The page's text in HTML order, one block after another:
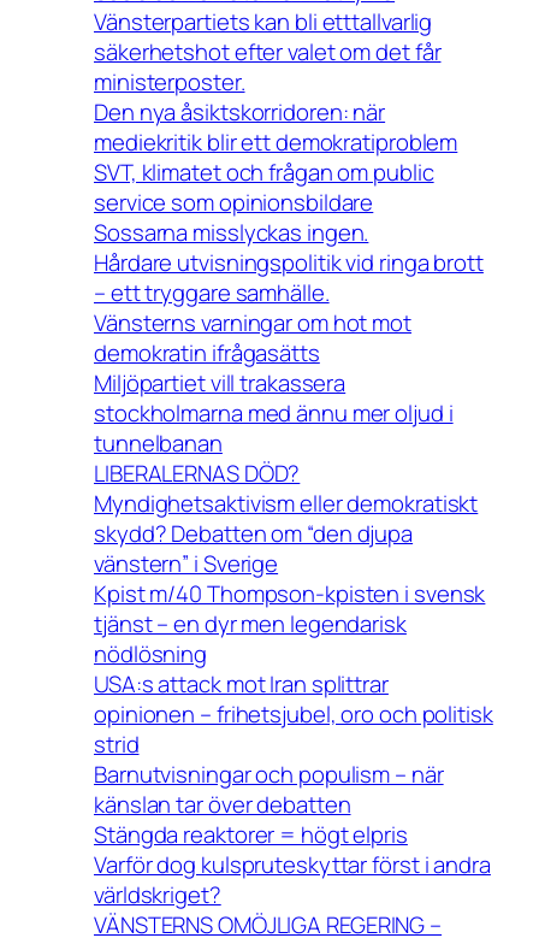
Vänsterpartiets kan bli etttallvarlig
säkerhetshot efter valet om det får
ministerposter.
Den nya åsiktskorridoren: när
mediekritik blir ett demokratiproblem
SVT, klimatet och frågan om public
service som opinionsbildare
Sossarna misslyckas ingen.
Hårdare utvisningspolitik vid ringa brott
– ett tryggare samhälle.
Vänsterns varningar om hot mot
demokratin ifrågasätts
Miljöpartiet vill trakassera
stockholmarna med ännu mer oljud i
tunnelbanan
LIBERALERNAS DÖD?
Myndighetsaktivism eller demokratiskt
skydd? Debatten om “den djupa
vänstern” i Sverige
Kpist m/40 Thompson-kpisten i svensk
tjänst – en dyr men legendarisk
nödlösning
USA:s attack mot Iran splittrar
opinionen – frihetsjubel, oro och politisk
strid
Barnutvisningar och populism – när
känslan tar över debatten
Stängda reaktorer = högt elpris
Varför dog kulspruteskyttar först i andra
världskriget?
VÄNSTERNS OMÖJLIGA REGERING –